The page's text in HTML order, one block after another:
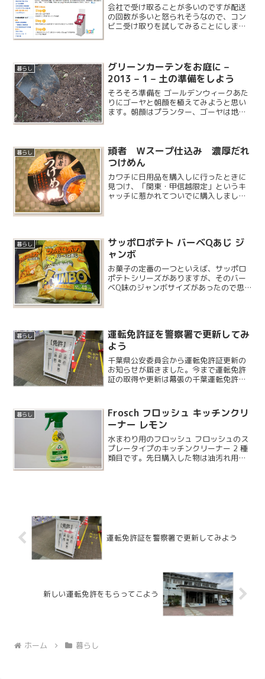
会社で受け取ることが多いのですが配送
の回数が多いと怒られそうなので、コン
ビニ受け取りを試してみることにしまし
暮らし
グリーンカーテンをお庭に –
2013 – 1 – 土の準備をしよう
そろそろ準備を ゴールデンウィークあた
りにゴーヤと朝顔を植えてみようと思い
ます。朝顔はプランター、ゴーヤは地植
暮らし
頑者 Ｗスープ仕込み 濃厚だれ
つけめん
カワチに日用品を購入しに行ったときに
見つけ、「関東・甲信越限定」というキ
ャッチに惹かれてついでに購入しまし
暮らし
サッポロポテト バーベQあじ ジ
ャンボ
お菓子の定番の一つといえば、サッポロ
ポテトシリーズがありますが、そのバー
ベQ味のジャンボサイズがあったので思
暮らし
運転免許証を警察署で更新してみ
よう
千葉県公安委員会から運転免許証更新の
お知らせが届きました。今まで運転免許
証の取得や更新は幕張の千葉運転免許セ
てしまうのと、今は予約が必要というこ
とで最寄りの警察署で更...
暮らし
Frosch フロッシュ キッチンクリ
ーナー レモン
水まわり用のフロッシュ フロッシュのス
プレータイプのキッチンクリーナー 2 種
類目です。先日購入した物は油汚れ用で
運転免許証を警察署で更新してみよう
新しい運転免許をもらってこよう
ホーム 暮らし